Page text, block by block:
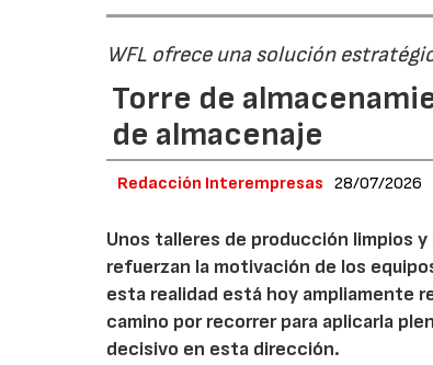
WFL ofrece una solución
Torre de
de almacenaje
Redacción Interempresas 28/07/2026
Unos talleres de producción limpios
refuerzan la motivación de los
esta realidad está hoy ampliamente
camino por recorrer para aplicarla
decisivo en esta dirección.